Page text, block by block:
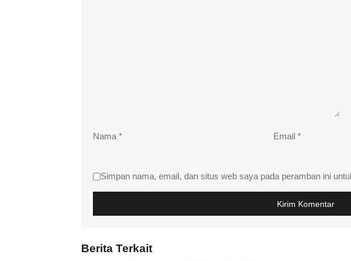
Nama * Email *
Simpan nama, email, dan situs web saya pada peramban ini
Berita Terkait